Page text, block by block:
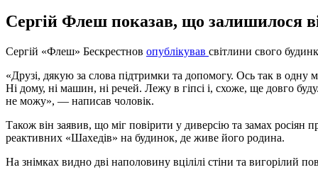
Сергій Флеш показав, що залишилося
Сергій «Флеш» Бескрестнов опублікував світлини свого
«Друзі, дякую за слова підтримки та допомогу. Ось так в одну
Ні дому, ні машин, ні речей. Лежу в гіпсі і, схоже, ще довго
не можу», — написав чоловік.
Також він заявив, що міг повірити у диверсію та замах росіян
реактивних «Шахедів» на будинок, де живе його родина.
На знімках видно дві наполовину вцілілі стіни та вигорілий